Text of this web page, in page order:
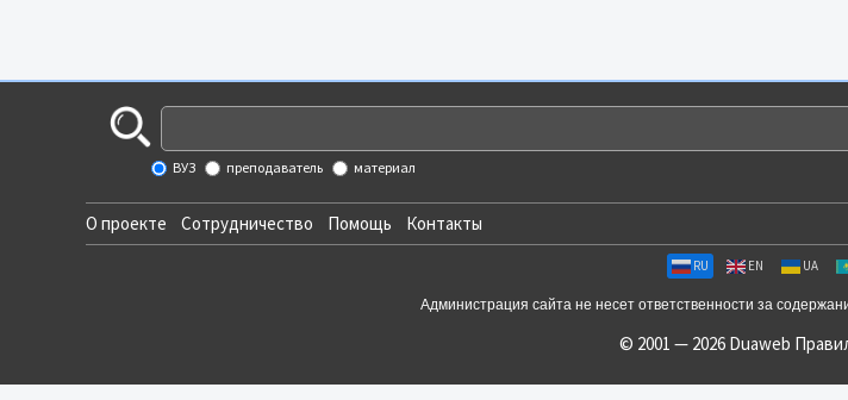
ВУЗ преподаватель материал
О проекте Сотрудничество Помощь Контакты
RU EN UA
Администрация сайта не несет ответственности за
© 2001 — 2026 Duaweb